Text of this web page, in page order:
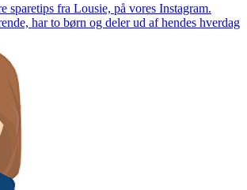
sparetips fra Lousie, på vores Instagram.
har to børn og deler ud af hendes hverdag